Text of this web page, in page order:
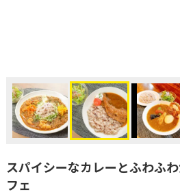
スパイシーなカレーとふわふ
フェ